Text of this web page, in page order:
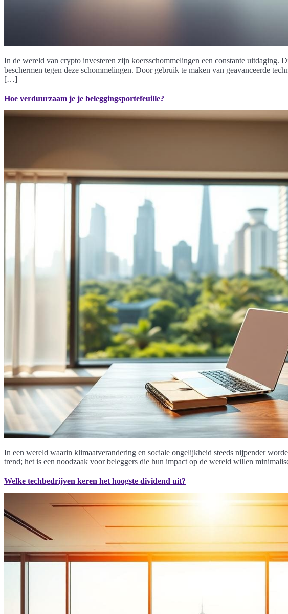
In de wereld van crypto investeren zijn koersschommelingen een constante
beschermen tegen deze schommelingen. Door gebruik te maken van geavanceerde
[…]
Hoe verduurzaam je je beleggingsportefeuille?
In een wereld waarin klimaatverandering en sociale ongelijkheid steeds nijpender
trend; het is een noodzaak voor beleggers die hun impact op de wereld willen
Welke techbedrijven keren het hoogste dividend uit?